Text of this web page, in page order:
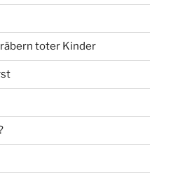
toter Kinder